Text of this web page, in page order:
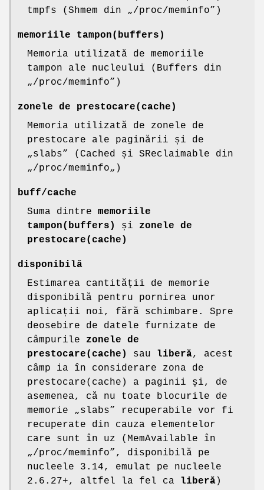
tmpfs (Shmem din „/proc/meminfo”)
memoriile tampon(buffers)
Memoria utilizată de memoriile
tampon ale nucleului (Buffers din
„/proc/meminfo”)
zonele de prestocare(cache)
Memoria utilizată de zonele de
prestocare ale paginării și de
„slabs” (Cached și SReclaimable din
„/proc/meminfo„)
buff/cache
Suma dintre memoriile
tampon(buffers)
și zonele de
prestocare(cache)
disponibilă
Estimarea cantității de memorie
disponibilă pentru pornirea unor
aplicații noi, fără schimbare. Spre
deosebire de datele furnizate de
câmpurile zonele de
prestocare(cache)
sau liberă, acest
câmp ia în considerare zona de
prestocare(cache) a paginii și, de
asemenea, că nu toate blocurile de
memorie „slabs” recuperabile vor fi
recuperate din cauza elementelor
care sunt în uz (MemAvailable în
„/proc/meminfo”, disponibilă pe
nucleele 3.14, emulat pe nucleele
2.6.27+, altfel la fel ca liberă)